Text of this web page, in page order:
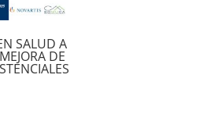
SALUD A
DE